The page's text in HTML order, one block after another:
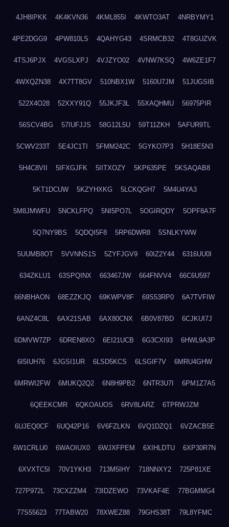
4JH8IPKK 4K4KVN36 4KML855I 4KWTO3AT 4NRBYMY1
4PE2DGG9 4PW810LS 4QAHYG43 4SRMCB32 4T8GUZVK
4TSJ6PJX 4VGSLXPJ 4VJZYO02 4VNW7KSQ 4W6ZE1F7
4WXQZN38 4X7TT8GV 510NBX1W 5160U7JM 51JUGSIB
522X4O28 52XXY91Q 55JKJF3L 55XAQHMU 56975PIR
56SCV4BG 57IUFJJS 58G12L5U 59T11ZKH 5AFUR9TL
5CWV233T 5E4JC1TI 5FMM242C 5GYKO7P3 5H18E5N3
5H4C8VII 5IFXGJFK 5IITXOZY 5KP635PE 5KSAQAB8
5KT1DCUW 5KZYHXKG 5LCKQGH7 5M4U4YA3
5M8JMWFU 5NCKLFPQ 5NI5PO7L 5OGIRQDY 5OPF8A7F
5Q7NY9BS 5QDQI5F8 5RP6DWR8 5SNLKYWW
5UUMB8OT 5VVNNS1S 5ZYFJGV9 60IZ2Y44 6316UU0I
634ZKLU1 63SPQINX 663467JW 664FNVV4 66C6U597
66NBHAON 68EZZKJQ 69KWPV8F 69S53RP0 6A7TVFIW
6ANZ4C8L 6AX21SAB 6AX80CNX 6B0V87BD 6CJKUI7J
6DMVW7ZP 6DREN8XO 6EI21UCB 6G3CXI93 6HWL9A3P
6I5IUH76 6JGSI1UR 6LSD5KCS 6LSGIF7V 6MRU4GHW
6MRWI2FW 6MUKQ2Q2 6N8H9PB2 6NTR3U7I 6PM1Z7A5
6QEEKCMR 6QKOAUOS 6RV8LARZ 6TPRWJZM
6UJEQ0CF 6UQ42P16 6V6FZLKN 6VQ1DZQ1 6VZACB5E
6W1CRLU0 6WAOIUX0 6WJXFPEM 6XIHLDTU 6XP30R7N
6XVXTC5I 70V1YKH3 713M5IHY 718NNXY2 725P81XE
727P972L 73CXZZM4 73IDZEWO 73VKAF4E 77BGMMG4
77S55623 77TABW20 78XWEZ88 79GHS38T 79L8YFMC